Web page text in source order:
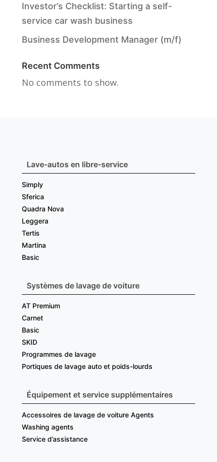
Investor’s Checklist: Starting a self-
service car wash business
Business Development Manager (m/f)
Recent Comments
No comments to show.
Lave-autos en libre-service
Simply
Sferica
Quadra Nova
Leggera
Tertis
Martina
Basic
Systèmes de lavage de voiture
AT Premium
Carnet
Basic
SKID
Programmes de lavage
Portiques de lavage auto et poids-lourds
Équipement et service supplémentaires
Accessoires de lavage de voiture Agents
Washing agents
Service d’assistance